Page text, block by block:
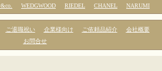
WEDGWOOD RIEDEL CHANEL NARUMI
ご退職祝い 企業様向け ご依頼品紹介
会社概要
お問合せ